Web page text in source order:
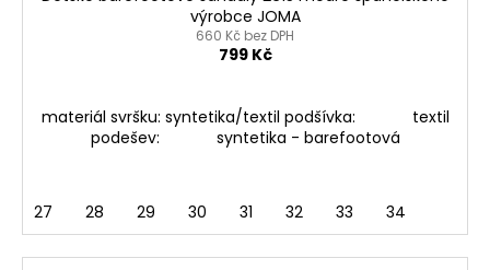
výrobce JOMA
660 Kč bez DPH
799 Kč
materiál svršku: syntetika/textil podšívka: textil
podešev: syntetika - barefootová
27 28 29 30 31 32 33 34